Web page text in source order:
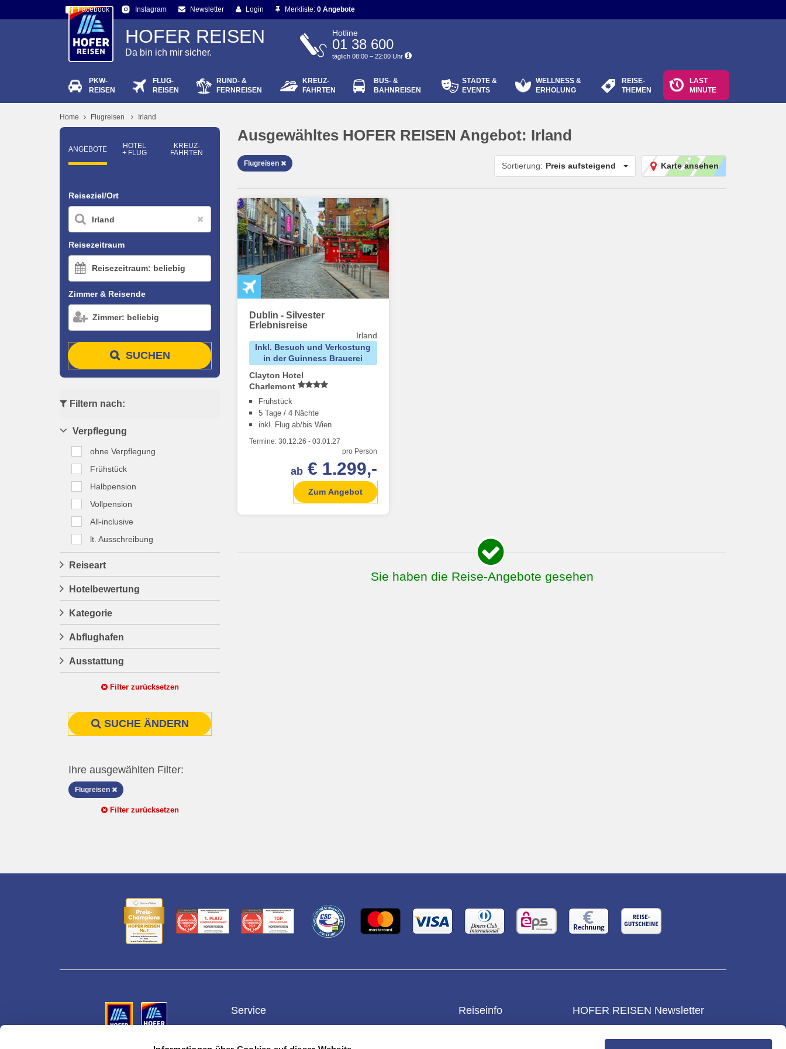
Facebook Instagram Newsletter Login
Passwort vergessen?
Merkliste: 0 Angebote
HOFER REISEN
Da bin ich mir sicher.
Hotline
01 38 600
täglich 08:00 – 22:00 Uhr
PKW-
REISEN
FLUG-
REISEN
RUND- &
FERNREISEN
KREUZ-
FAHRTEN
BUS- &
BAHNREISEN
STÄDTE &
EVENTS
WELLNESS &
ERHOLUNG
REISE-
THEMEN
LAST
MINUTE
Home Flugreisen Irland
ANGEBOTE
HOTEL
+ FLUG
KREUZ­
FAHRTEN
Reiseziel/Ort
Reisezeitraum
Reisezeitraum: beliebig
Zimmer & Reisende
Zimmer: beliebig
SUCHEN
Filtern nach:
Verpflegung
ohne Verpflegung
Frühstück
Halbpension
Vollpension
All-inclusive
lt. Ausschreibung
Reiseart
Hotelbewertung
Kategorie
Abflughafen
Ausstattung
Filter zurücksetzen
SUCHE ÄNDERN
Ihre ausgewählten Filter:
Flugreisen
Filter zurücksetzen
Ausgewähltes HOFER REISEN Angebot: Irland
Flugreisen Karte ansehen
Sortierung: Preis aufsteigend
Dublin - Silvester
Erlebnisreise
Irland
Inkl. Besuch und Verkostung
in der Guinness Brauerei
Clayton Hotel
Charlemont
Frühstück
5 Tage / 4 Nächte
inkl. Flug ab/bis Wien
Termine:30.12.26 -03.01.27
pro Person
ab € 1.299,-
Zum Angebot
Sie haben die Reise-Angebote gesehen
Service Reiseinfo HOFER REISEN Newsletter
NEWSLETTER